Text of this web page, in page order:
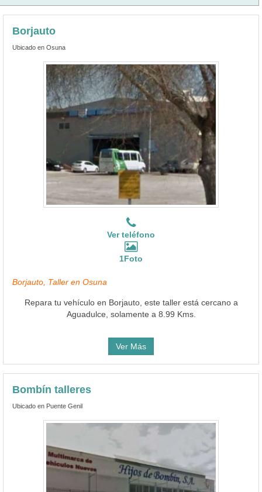
Borjauto
Ubicado en Osuna
Ver teléfono
1Foto
Borjauto, Taller en Osuna
Repara tu vehículo en Borjauto, este taller está cercano a
Aguadulce, solamente a 8.99 Kms.
Ver Más
Bombín talleres
Ubicado en Puente Genil